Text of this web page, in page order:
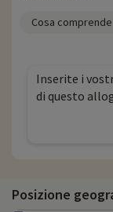
Cosa
Inserite i
di questo
Posizione